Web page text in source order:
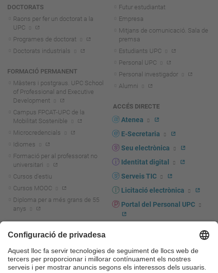
DOCTORATS
Raons per fer un doctorat a la
UPC
Programes de doctorat
Doctorats industrials
FORMACIÓ PERMANENT
Màsters i postgraus. UPC School
of Professional and Executive
Development
Campus FPCAT-UPC de la
Mobilitat Sostenible
Microcredencials
Idiomes
Formació per al professorat no
universitari
Cursos d'estiu
Cursos MOOC
Diploma per a més grans de 55
anys
Actualitat R+D+I
La recerca a la UPC
La transferència, l'emprenedoria i
Futur estudiantat
Empresa
Mitjans de comunicació. Sala de
premsa
Estudiants UPC
Personal UPC
Personal investigador
Alumni
ACCÉS DIRECTE
Atenea
E-Secretaria
Seu electrònica
Identitat digital
Serveis TIC
Licitació electrònica
Portal del Personal UPC
UPCshop, marxandatge
Sala de premsa